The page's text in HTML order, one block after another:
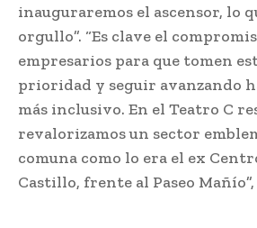
inauguraremos el ascensor, lo
orgullo”. “Es clave el
empresarios para que tomen
prioridad y seguir avanzando
más inclusivo. En el Teatro C
revalorizamos un sector
comuna como lo era el ex
Castillo, frente al Paseo